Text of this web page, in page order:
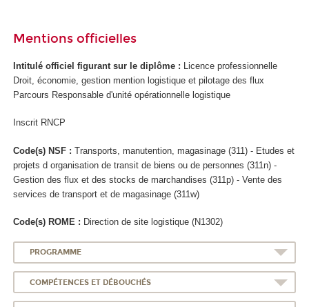
Mentions officielles
Intitulé officiel figurant sur le diplôme : Licence professionnelle
Droit, économie, gestion mention logistique et pilotage des flux
Parcours Responsable d'unité opérationnelle logistique
Inscrit RNCP
Code(s) NSF : Transports, manutention, magasinage (311) - Etudes et
projets d organisation de transit de biens ou de personnes (311n) -
Gestion des flux et des stocks de marchandises (311p) - Vente des
services de transport et de magasinage (311w)
Code(s) ROME : Direction de site logistique (N1302)
PROGRAMME
COMPÉTENCES ET DÉBOUCHÉS